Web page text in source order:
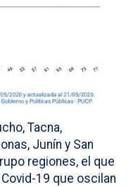
Tacna,
Junín y San
regiones, el que
19 que oscilan